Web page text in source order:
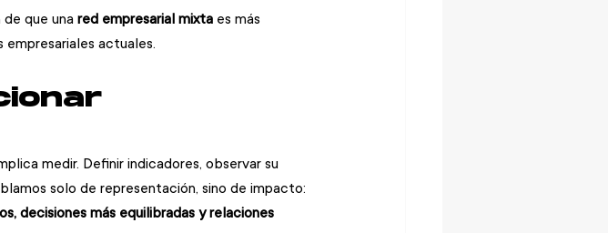
que una red empresarial mixta es más
actuales.
medir. Definir indicadores, observar su
solo de representación, sino de impacto:
decisiones más equilibradas y relaciones